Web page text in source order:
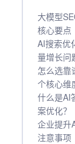
大模型
核心要点
AI搜索优
量增长问
怎么选靠
个核心维
什么是AI
案优化？
企业提升
注意事项